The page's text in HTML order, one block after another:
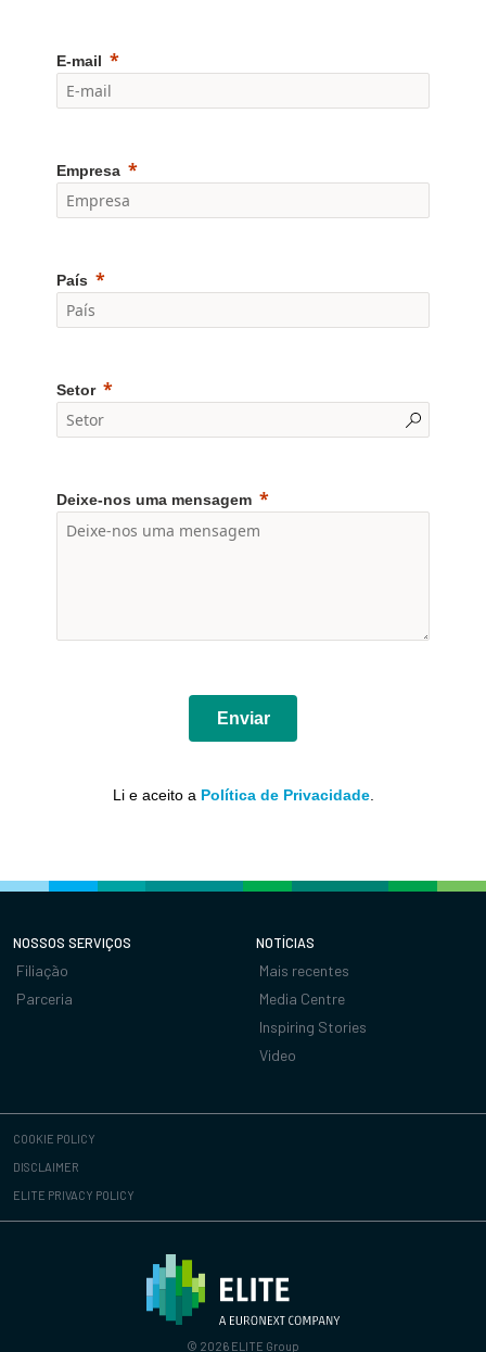
E-mail
Empresa
País
Setor
Deixe-nos uma mensagem
Enviar
Li e aceito a Política de Privacidade.
NOSSOS SERVIÇOS
Filiação
Parceria
NOTÍCIAS
Mais recentes
Media Centre
Inspiring Stories
Video
COOKIE POLICY
DISCLAIMER
ELITE PRIVACY POLICY
© 2026 ELITE Group